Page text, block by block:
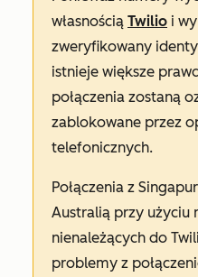
własnością Twilio i
zweryfikowany
istnieje większe
połączenia zostaną
zablokowane przez
telefonicznych.
Połączenia z
Australią przy użyciu
nienależących do
problemy z